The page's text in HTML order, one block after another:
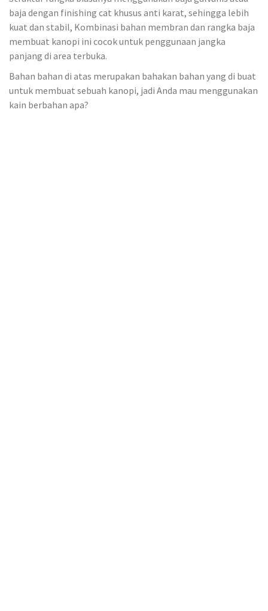
baja dengan finishing cat khusus anti karat, sehingga lebih
kuat dan stabil, Kombinasi bahan membran dan rangka baja
membuat kanopi ini cocok untuk penggunaan jangka
panjang di area terbuka.
Bahan bahan di atas merupakan bahakan bahan yang di buat
untuk membuat sebuah kanopi, jadi Anda mau menggunakan
kain berbahan apa?